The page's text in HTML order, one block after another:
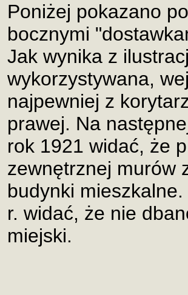
Poniżej pokazano
bocznymi
Jak wynika z
wykorzystywana,
najpewniej z
prawej. Na
rok 1921 widać, że
zewnętrznej murów
budynki
r. widać, że nie
miejski.